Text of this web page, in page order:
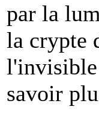
par la
la crypte
l'invisible
savoir